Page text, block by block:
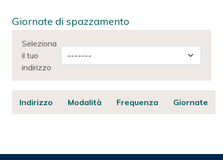
Giornate di spazzamento
Seleziona
il tuo
indirizzo
Indirizzo Modalità Frequenza Giornate